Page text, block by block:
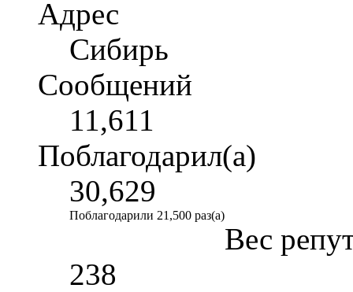
Адрес
Сибирь
Сообщений
11,611
Поблагодарил(а)
30,629
Поблагодарили 21,500 раз(а)
Вес
238